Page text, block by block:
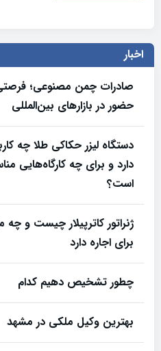
اخبار
صادرات چمن مصنوعی؛
حضور در بازارهای بین‌المللی
دستگاه لیزر حکاکی طلا چه
دارد و برای چه کارگاه‌هایی
است؟
ژنراتور کاترپیلار چیست و چه
برای اجاره دارد
چطور تشخیص دهیم کدام
بهترین وکیل ملکی در مشهد